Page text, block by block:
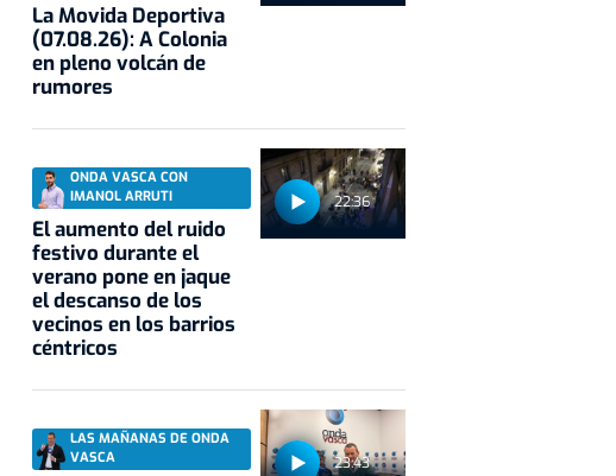
La Movida Deportiva
(07.08.26): A Colonia
en pleno volcán de
rumores
22:36
ONDA VASCA CON
IMANOL ARRUTI
El aumento del ruido
festivo durante el
verano pone en jaque
el descanso de los
vecinos en los barrios
céntricos
23:43
LAS MAÑANAS DE ONDA
VASCA